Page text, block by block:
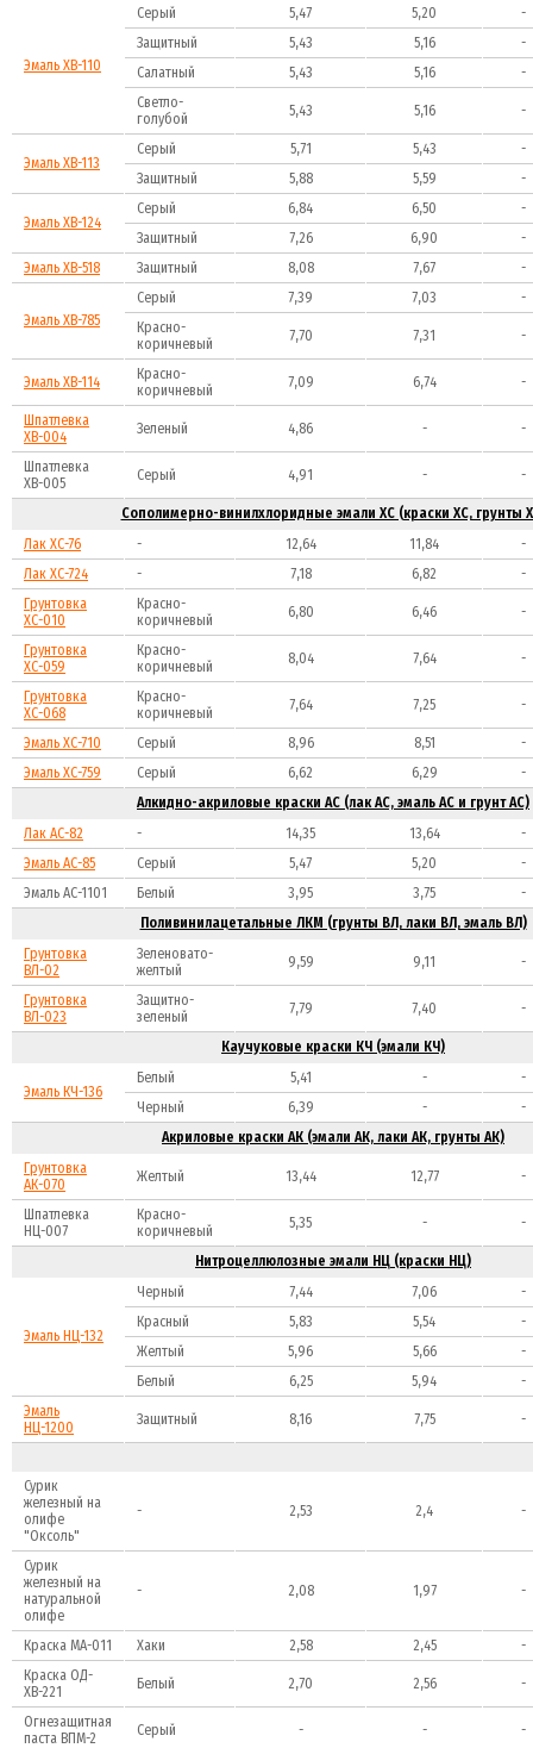
Эмаль ХВ-110
Серый 5,47 5,20
-
Защитный
5,43 5,16
-
Салатный
5,43 5,16
-
Светло-
голубой
5,43 5,16 -
Эмаль ХВ-113
Серый 5,71 5,43
-
Защитный
5,88 5,59 -
Эмаль ХВ-124
Серый 6,84 6,50
-
Защитный
7,26 6,90
-
Эмаль ХВ-518
Защитный 8,08 7,67 -
Эмаль ХВ-785
Серый 7,39 7,03
-
Красно-
коричневый
7,70 7,31 -
Эмаль ХВ-114
Красно-
коричневый
7,09 6,74 -
Шпатлевка
ХВ-004
Зеленый 4,86 - -
Шпатлевка
ХВ-005
Серый 4,91 - -
Сополимерно-винилхлоридные эмали ХС (краски ХС, грунты
Лак ХС-76
- 12,64 11,84
-
Лак ХС-724
- 7,18 6,82
-
Грунтовка
ХС-010
Красно-
коричневый
6,80 6,46 -
Грунтовка
ХС-059
Красно-
коричневый
8,04 7,64 -
Грунтовка
ХС-068
Красно-
коричневый
7,64 7,25 -
Эмаль ХС-710 Серый 8,96 8,51
-
Эмаль ХС-759
Серый 6,62 6,29
-
Алкидно-акриловые краски АС (лак АС, эмаль АС и грунт АС)
Лак АС-82
- 14,35 13,64
-
Эмаль АС-85
Серый 5,47 5,20
-
Эмаль АС-1101
Белый 3,95 3,75
-
Поливинилацетальные ЛКМ (грунты ВЛ, лаки ВЛ, эмаль ВЛ)
Грунтовка
ВЛ-02
Зеленовато-
желтый
9,59 9,11 -
Грунтовка
ВЛ-023
Защитно-
зеленый
7,79 7,40 -
Каучуковые краски КЧ (эмали КЧ)
Эмаль КЧ-136
Белый 5,41 -
-
Черный
6,39 -
-
Акриловые краски АК (эмали АК, лаки АК, грунты АК)
Грунтовка
АК-070
Желтый 13,44 12,77 -
Шпатлевка
НЦ-007
Красно-
коричневый
5,35 - -
Нитроцеллюлозные эмали НЦ (краски НЦ)
Эмаль НЦ-132
Черный 7,44 7,06
-
Красный
5,83 5,54
-
Желтый
5,96 5,66
-
Белый
6,25 5,94
-
Эмаль
НЦ-1200
Защитный 8,16 7,75 -
Сурик
железный на
олифе
"Оксоль"
- 2,53 2,4 -
Сурик
железный на
натуральной
олифе
- 2,08 1,97 -
Краска МА-011 Хаки 2,58 2,45
-
Краска ОД-
ХВ-221
Белый 2,70 2,56 -
Огнезащитная
паста ВПМ-2
Серый - - -